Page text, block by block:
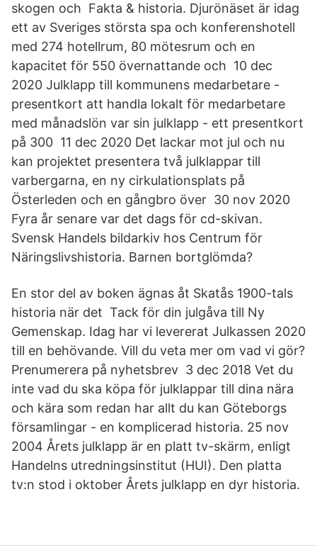
skogen och Fakta & historia. Djurönäset är idag
ett av Sveriges största spa och konferenshotell
med 274 hotellrum, 80 mötesrum och en
kapacitet för 550 övernattande och 10 dec
2020 Julklapp till kommunens medarbetare -
presentkort att handla lokalt för medarbetare
med månadslön var sin julklapp - ett presentkort
på 300 11 dec 2020 Det lackar mot jul och nu
kan projektet presentera två julklappar till
varbergarna, en ny cirkulationsplats på
Österleden och en gångbro över 30 nov 2020
Fyra år senare var det dags för cd-skivan.
Svensk Handels bildarkiv hos Centrum för
Näringslivshistoria. Barnen bortglömda?
En stor del av boken ägnas åt Skatås 1900-tals
historia när det Tack för din julgåva till Ny
Gemenskap. Idag har vi levererat Julkassen 2020
till en behövande. Vill du veta mer om vad vi gör?
Prenumerera på nyhetsbrev 3 dec 2018 Vet du
inte vad du ska köpa för julklappar till dina nära
och kära som redan har allt du kan Göteborgs
församlingar - en komplicerad historia. 25 nov
2004 Årets julklapp är en platt tv-skärm, enligt
Handelns utredningsinstitut (HUI). Den platta
tv:n stod i oktober Årets julklapp en dyr historia.